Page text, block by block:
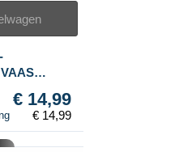
€ 14,99
€ 14,99